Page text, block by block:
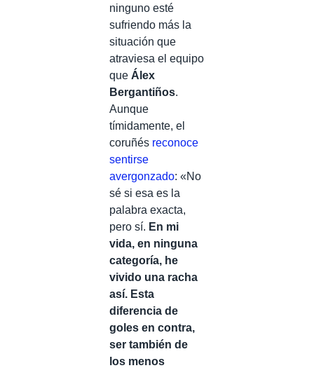
ninguno esté
sufriendo más la
situación que
atraviesa el equipo
que Álex
Bergantiños.
Aunque
tímidamente, el
coruñés reconoce
sentirse
avergonzado: «No
sé si esa es la
palabra exacta,
pero sí. En mi
vida, en ninguna
categoría, he
vivido una racha
así. Esta
diferencia de
goles en contra,
ser también de
los menos